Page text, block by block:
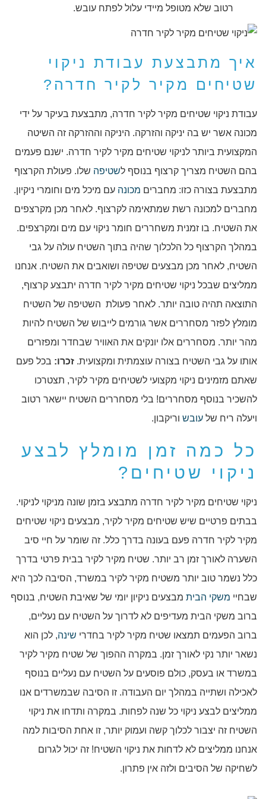
רטוב שלא מטופל מיידי עלול לפתח עובש.
איך מתבצעת עבודת ניקוי
שטיחים מקיר לקיר חדרה?
עבודת ניקוי שטיחים מקיר לקיר חדרה, מתבצעת בעיקר על ידי
מכונה אשר יש בה יניקה והזרקה. היניקה וההזרקה זה השיטה
המקצועית ביותר לניקוי שטיחים מקיר לקיר חדרה. ישנם פעמים
בהם השטיח מצריך קרצוף בנוסף לשטיפה שלו. פעולת הקרצוף
מתבצעת בצורה כזו: מחברים מכונה עם מיכל מים וחומרי ניקיון.
מחברים למכונה רשת שמתאימה לקרצוף. לאחר מכן מקרצפים
את השטיח. בו זמנית משחררים חומר ניקוי עם מים ומקרצפים.
במהלך הקרצוף כל הלכלוך שהיה בתוך השטיח עולה על גבי
השטיח, לאחר מכן מבצעים שטיפה ושואבים את השטיח. אנחנו
ממליצים שבכל ניקוי שטיחים מקיר לקיר חדרה יתבצע קרצוף,
התוצאה תהיה טובה יותר. לאחר פעולת השטיפה של השטיח
מומלץ לפזר מסחררים אשר גורמים לייבוש של השטיח להיות
מהר יותר. מסחררים אלו יונקים את האוויר שבחדר ומפזרים
אותו על גבי השטיח בצורה עוצמתית ומקצועית. זכרו: בכל פעם
שאתם מזמינים ניקוי מקצועי לשטיחים מקיר לקיר, תצטרכו
להשכיר בנוסף מסחררים! בלי מסחררים השטיח יישאר רטוב
ויעלה ריח של עובש וריקבון.
כל כמה זמן מומלץ לבצע
ניקוי שטיחים?
ניקוי שטיחים מקיר לקיר חדרה מתבצע בזמן שונה מניקוי לניקוי.
בבתים פרטיים שיש שטיחים מקיר לקיר, מבצעים ניקוי שטיחים
מקיר לקיר חדרה פעם בעונה בדרך כלל. זה שומר על חיי סיב
השערה לאורך זמן רב יותר. שטיח מקיר לקיר בבית פרטי בדרך
כלל נשמר טוב יותר משטיח מקיר לקיר במשרד, הסיבה לכך היא
שבחיי משקי הבית מבצעים ניקיון יומי של שאיבת השטיח, בנוסף
ברוב משקי הבית מעדיפים לא לדרוך על השטיח עם נעליים,
ברוב הפעמים תמצאו שטיח מקיר לקיר בחדרי שינה, לכן הוא
נשאר יותר נקי לאורך זמן. במקרה ההפוך של שטיח מקיר לקיר
במשרד או בעסק, כולם פוסעים על השטיח עם נעליים בנוסף
לאכילה ושתייה במהלך יום העבודה. זו הסיבה שבמשרדים אנו
ממליצים לבצע ניקוי כל שנה לפחות. במקרה ותדחו את ניקוי
השטיח זה יצבור לכלוך קשה ועמוק יותר, זו אחת הסיבות למה
אנחנו ממליצים לא לדחות את ניקוי השטיח! זה יכול לגרום
לשחיקה של הסיבים ולזה אין פתרון.